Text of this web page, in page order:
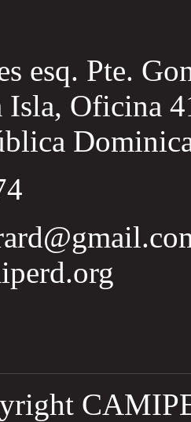
esq. Pte.
Oficina